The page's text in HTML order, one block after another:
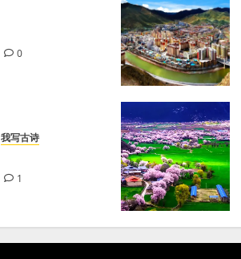
0
我写古诗
1